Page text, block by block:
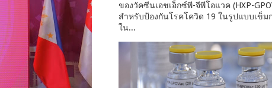
ของวัคซีนเอชเอ็กซ์พี-จีพีโอแวค (HXP-
สำหรับป้องกันโรคโควิด 19 ในรูปแบบเข็ม
ใน...